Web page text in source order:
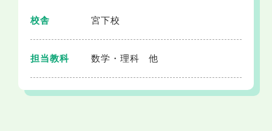
校舎 宮下校
担当教科 数学・理科 他